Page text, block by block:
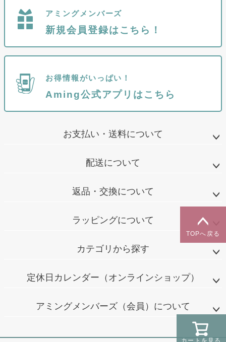
TOPへ戻る
アミングメンバーズ
新規会員登録はこちら！
お得情報がいっぱい！
Aming公式アプリはこちら
お支払い・送料について
配送について
返品・交換について
ラッピングについて
カテゴリから探す
定休日カレンダー（オンラインショップ）
アミングメンバーズ（会員）について